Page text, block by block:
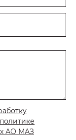
политике
АО МАЗ